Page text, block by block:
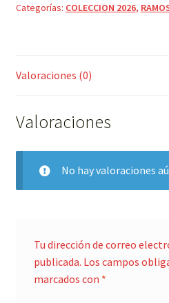
"A"
cantidad
Categorías: COLECCION 2026,
Valoraciones (0)
Valoraciones
No hay valoraciones
Tu dirección de correo
publicada. Los campos
marcados con *